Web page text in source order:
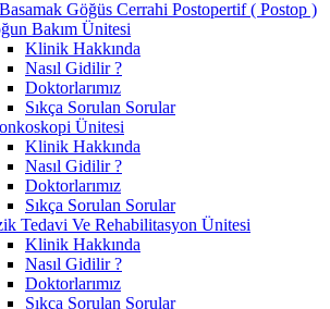
Göğüs Cerrahi Postopertif ( Postop )
Bakım Ünitesi
Klinik Hakkında
Nasıl Gidilir ?
Doktorlarımız
Sıkça Sorulan Sorular
Ünitesi
Klinik Hakkında
Nasıl Gidilir ?
Doktorlarımız
Sıkça Sorulan Sorular
Tedavi Ve Rehabilitasyon Ünitesi
Klinik Hakkında
Nasıl Gidilir ?
Doktorlarımız
Sıkça Sorulan Sorular